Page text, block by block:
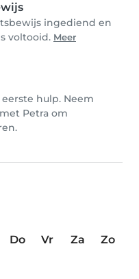
ingediend en
voltooid. Meer
hulp. Neem
Petra om
Do Vr Za
Zo